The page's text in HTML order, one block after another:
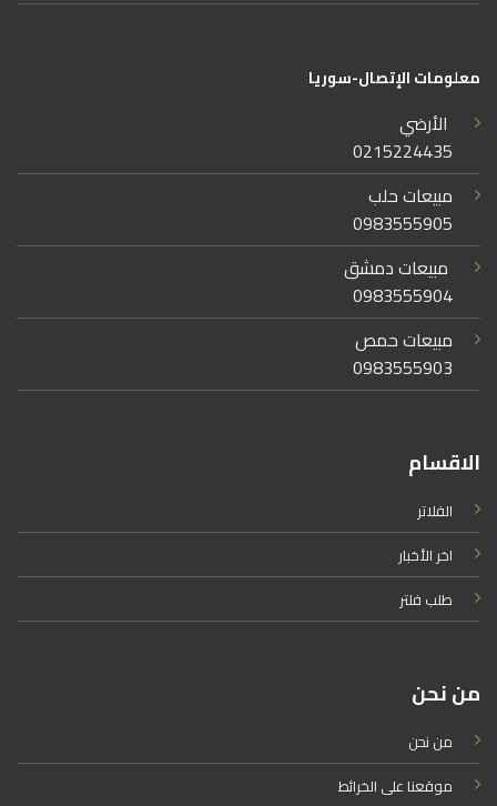
معلومات الإتصال-سوريا
الأرضي
0215224435
مبيعات حلب
0983555905
مبيعات دمشق
0983555904
مبيعات حمص
0983555903
الاقسام
الفلاتر
اخر الأخبار
طلب فلتر
من نحن
من نحن
موقعنا على الخرائط